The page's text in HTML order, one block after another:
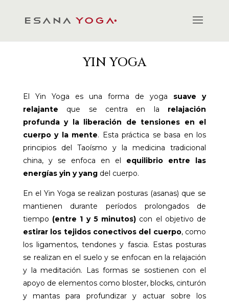
YIN YOGA
El Yin Yoga es una forma de yoga suave y
relajante que se centra en la relajación
profunda y la liberación de tensiones en el
cuerpo y la mente. Esta práctica se basa en los
principios del Taoísmo y la medicina tradicional
china, y se enfoca en el equilibrio entre las
energías yin y yang del cuerpo.
En el Yin Yoga se realizan posturas (asanas) que se
mantienen durante períodos prolongados de
tiempo (entre 1 y 5 minutos) con el objetivo de
estirar los tejidos conectivos del cuerpo, como
los ligamentos, tendones y fascia. Estas posturas
se realizan en el suelo y se enfocan en la relajación
y la meditación. Las formas se sostienen con el
apoyo de elementos como bloster, blocks, cinturón
y mantas para profundizar y actuar sobre los